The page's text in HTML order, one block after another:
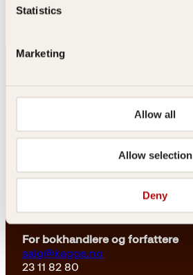
Statistics
Marketing
Allow all
Allow selection
Deny
kundeservice@kagge.no
23 11 82 80
For bokhandlere og forfattere
salg@kagge.no
23 11 82 80